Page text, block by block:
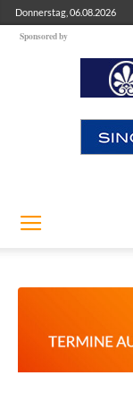
Donnerstag, 06.08.2026
Sponsored by